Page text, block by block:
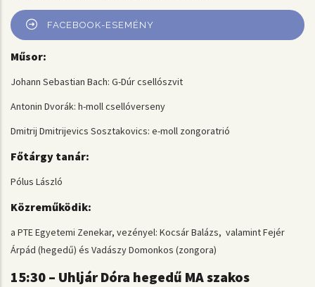
FACEBOOK-ESEMÉNY
Műsor:
Johann Sebastian Bach: G-Dúr csellószvit
Antonin Dvorák: h-moll csellóverseny
Dmitrij Dmitrijevics Sosztakovics: e-moll zongoratrió
Főtárgy tanár:
Pólus László
Közreműködik:
a PTE Egyetemi Zenekar, vezényel: Kocsár Balázs, valamint Fejér
Árpád (hegedű) és Vadászy Domonkos (zongora)
15:30 – Uhljár Dóra hegedű MA szakos